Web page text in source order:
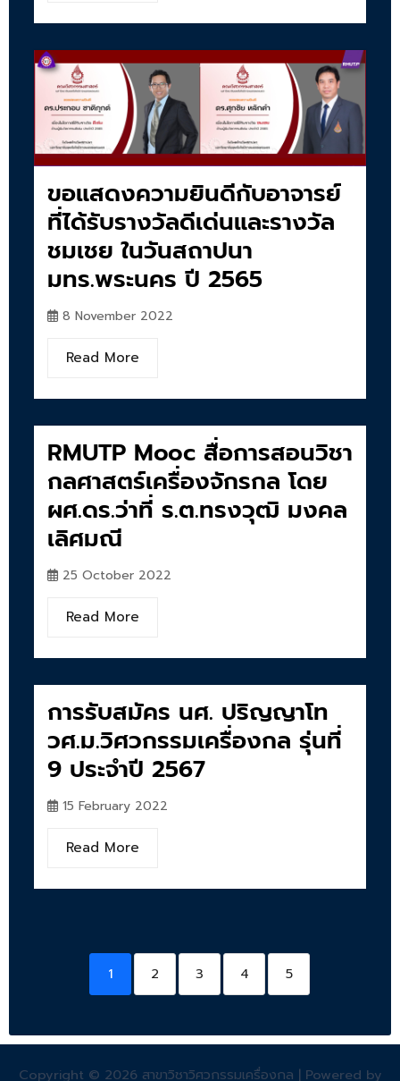
ขอแสดงความยินดีกับอาจารย์
ที่ได้รับรางวัลดีเด่นและรางวัล
ชมเชย ในวันสถาปนา
มทร.พระนคร ปี 2565
8 November 2022
Read More
RMUTP Mooc สื่อการสอนวิชา
กลศาสตร์เครื่องจักรกล โดย
ผศ.ดร.ว่าที่ ร.ต.ทรงวุฒิ มงคล
เลิศมณี
25 October 2022
Read More
การรับสมัคร นศ. ปริญญาโท
วศ.ม.วิศวกรรมเครื่องกล รุ่นที่
9 ประจำปี 2567
15 February 2022
Read More
1 2 3 4 5
Copyright © 2026 สาขาวิชาวิศวกรรมเครื่องกล | Powered by